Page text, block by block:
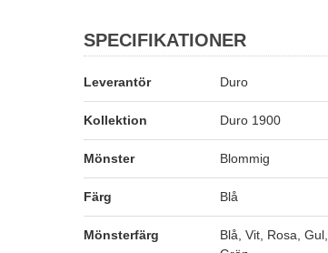
SPECIFIKATIONER
Leverantör Duro
Kollektion Duro 1900
Mönster Blommig
Färg Blå
Mönsterfärg
Blå, Vit, Rosa, Gul,